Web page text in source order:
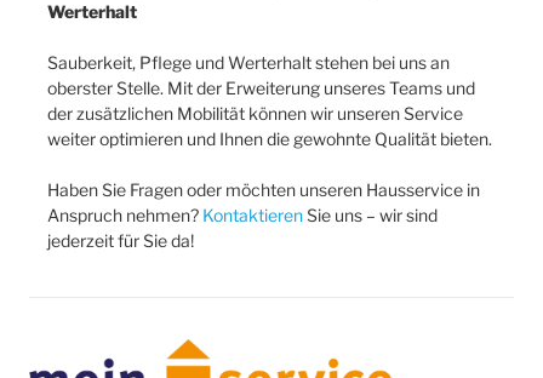
Werterhalt
Sauberkeit, Pflege und Werterhalt stehen bei uns an
oberster Stelle. Mit der Erweiterung unseres Teams und
der zusätzlichen Mobilität können wir unseren Service
weiter optimieren und Ihnen die gewohnte Qualität bieten.
Haben Sie Fragen oder möchten unseren Hausservice in
Anspruch nehmen? KontaktierenSie uns – wir sind
jederzeit für Sie da!